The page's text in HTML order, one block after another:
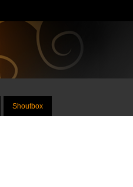
Shoutbox